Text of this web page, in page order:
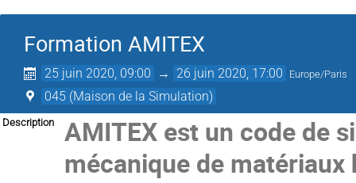
Formation AMITEX
25 juin 2020, 09:00 → 26 juin 2020, 17:00 Europe/Paris
045 (Maison de la Simulation)
Description
AMITEX est un code de
mécanique de